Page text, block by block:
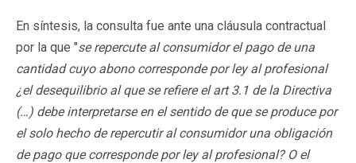
En síntesis, la consulta fue ante una cláusula contractual
por la que "se repercute al consumidor el pago de una
cantidad cuyo abono corresponde por ley al profesional
¿el desequilibrio al que se refiere el art 3.1 de la Directiva
(…) debe interpretarse en el sentido de que se produce por
el solo hecho de repercutir al consumidor una obligación
de pago que corresponde por ley al profesional? O el